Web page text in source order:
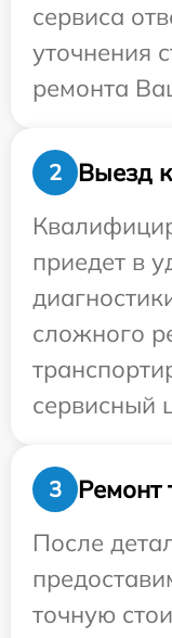
сервиса
уточнения
ремонта
2
Выезд
приедет в
сложного
сервисный
3
Ремонт
После
точную